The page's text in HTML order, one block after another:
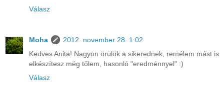
Válasz
Moha
2012. november 28. 1:02
Kedves Anita! Nagyon örülök a sikerednek, remélem mást is
elkészítesz még tőlem, hasonló "eredménnyel" :)
Válasz